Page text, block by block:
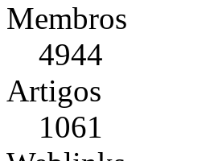
Membros
4944
Artigos
1061